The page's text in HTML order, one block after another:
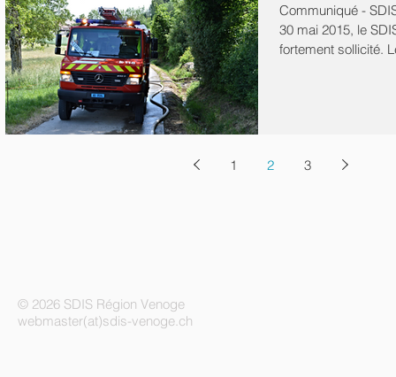
Communiqué -
30 mai 2015, le
fortement sollicité.
1 2 3
© 2026 SDIS Région Venoge
webmaster(at)sdis-venoge.ch